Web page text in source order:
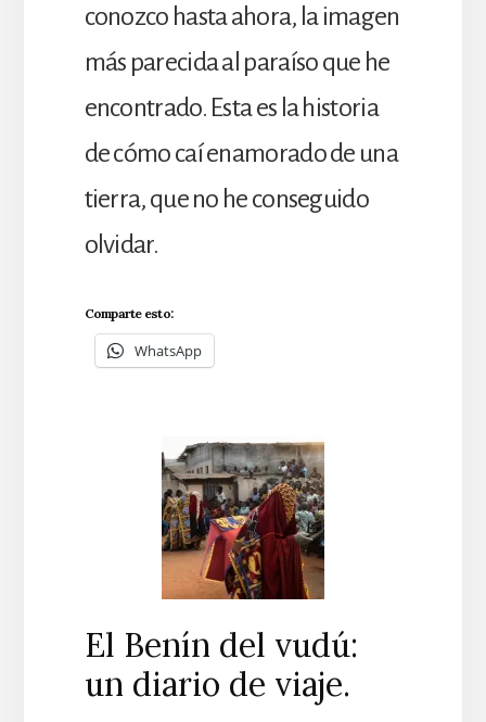
conozco hasta ahora, la imagen
más parecida al paraíso que he
encontrado. Esta es la historia
de cómo caí enamorado de una
tierra, que no he conseguido
olvidar.
Comparte esto:
WhatsApp
El Benín del vudú:
un diario de viaje.